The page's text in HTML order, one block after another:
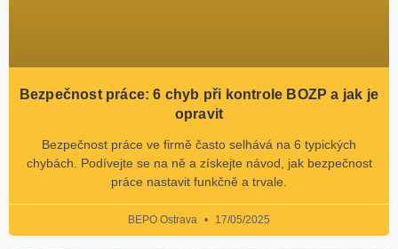
Bezpečnost práce: 6 chyb při kontrole BOZP a jak je
opravit
Bezpečnost práce ve firmě často selhává na 6 typických
chybách. Podívejte se na ně a získejte návod, jak bezpečnost
práce nastavit funkčně a trvale.
BEPO Ostrava 17/05/2025